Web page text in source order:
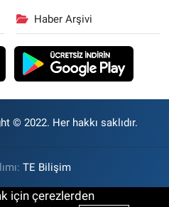
Haber Arşivi
© 2022. Her hakkı saklıdır.
TE Bilişim
için çerezlerden